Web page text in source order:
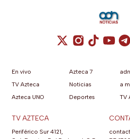
Cuenta de X /
Cuenta de
Cuenta
En vivo
TV Azteca
Azteca UNO
Azteca 7
Noticias
Deportes
a
TV
TV AZTECA
Periférico Sur 4121,